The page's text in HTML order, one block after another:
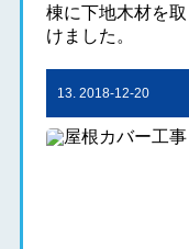
棟に下地木材を
けました。
13. 2018-12-20